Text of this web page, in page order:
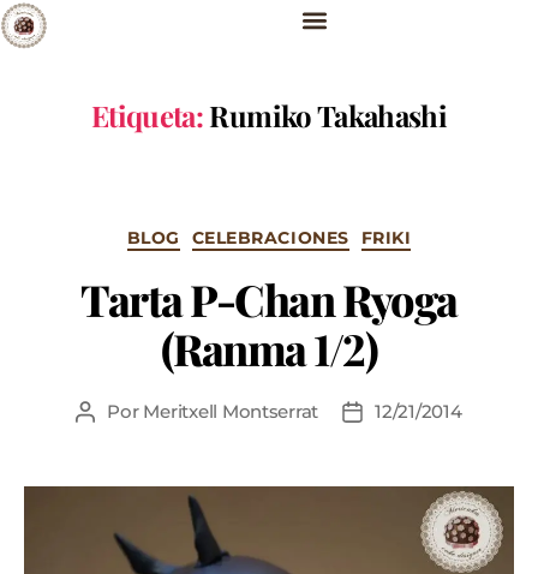
Etiqueta:Rumiko Takahashi
BLOG CELEBRACIONES FRIKI
Tarta P-Chan Ryoga
(Ranma 1/2)
Por Meritxell Montserrat 12/21/2014